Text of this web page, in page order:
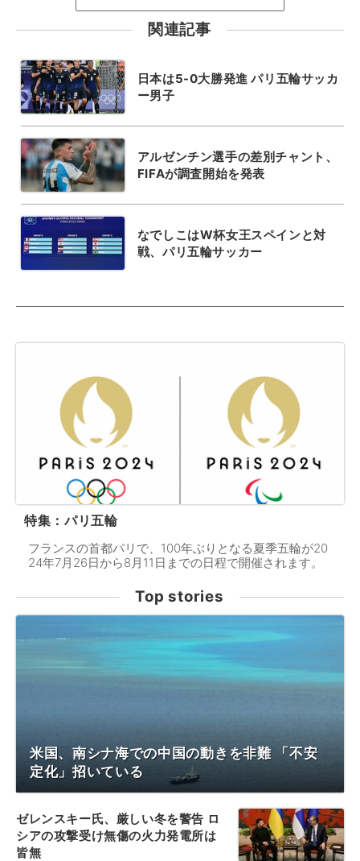
関連記事
日本は5-0大勝発進 パリ五輪サッカ
ー男子
アルゼンチン選手の差別チャント、
FIFAが調査開始を発表
なでしこはW杯女王スペインと対
戦、パリ五輪サッカー
特集：パリ五輪
フランスの首都パリで、100年ぶりとなる夏季五輪が20
24年7月26日から8月11日までの日程で開催されます。
Top stories
米国、南シナ海での中国の動きを非難 「不安
定化」招いている
ゼレンスキー氏、厳しい冬を警告 ロ
シアの攻撃受け無傷の火力発電所は
皆無